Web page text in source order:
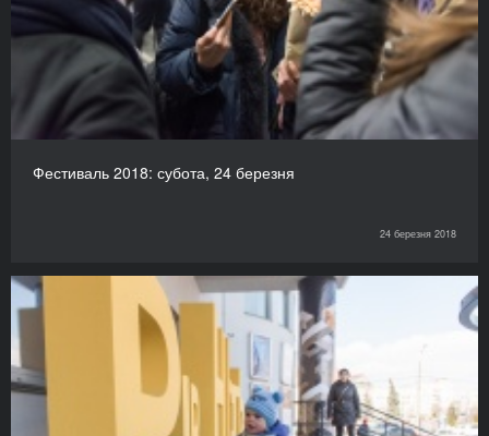
Фестиваль 2018: субота, 24 березня
24 березня 2018